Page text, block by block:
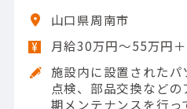
山口県周南市
月給30万円～55万円
施設内に設置された
点検、部品交換など
期メンテナンスを行っ